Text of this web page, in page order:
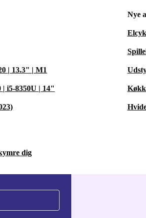
| 13.3" | M1
i5-8350U | 14"
Nye
dig